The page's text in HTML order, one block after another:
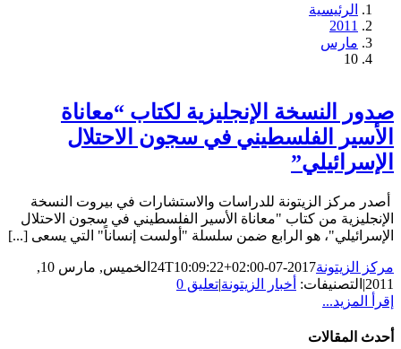
الرئيسية
2011
مارس
10
صدور النسخة الإنجليزية لكتاب “معاناة
الأسير الفلسطيني في سجون الاحتلال
الإسرائيلي”
أصدر مركز الزيتونة للدراسات والاستشارات في بيروت النسخة
الإنجليزية من كتاب "معاناة الأسير الفلسطيني في سجون الاحتلال
الإسرائيلي"، هو الرابع ضمن سلسلة "أولست إنساناً" التي يسعى [...]
مركز الزيتونة2017-07-24T10:09:22+02:00
الخميس, مارس 10,
2011
| التصنيفات: أخبار الزيتونة|تعليق 0
إقرأ المزيد...
أحدث المقالات